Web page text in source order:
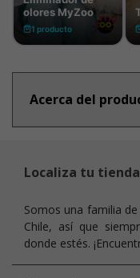
Acerca del
Localiza tu tienda
Somos una familia
Chile, así que
donde estés.